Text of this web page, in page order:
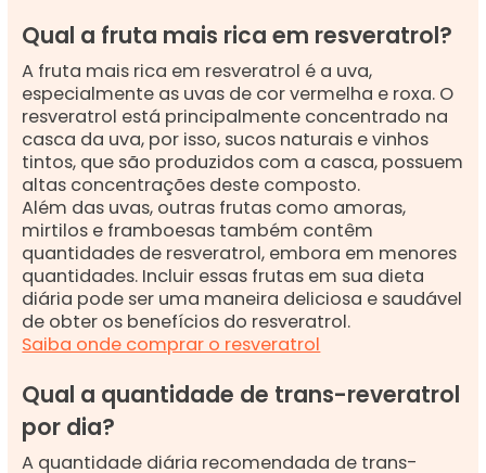
Qual a fruta mais rica em resveratrol?
A fruta mais rica em resveratrol é a uva,
especialmente as uvas de cor vermelha e roxa. O
resveratrol está principalmente concentrado na
casca da uva, por isso, sucos naturais e vinhos
tintos, que são produzidos com a casca, possuem
altas concentrações deste composto.
Além das uvas, outras frutas como amoras,
mirtilos e framboesas também contêm
quantidades de resveratrol, embora em menores
quantidades. Incluir essas frutas em sua dieta
diária pode ser uma maneira deliciosa e saudável
de obter os benefícios do resveratrol.
Saiba onde comprar o resveratrol
Qual a quantidade de trans-reveratrol
por dia?
A quantidade diária recomendada de trans-